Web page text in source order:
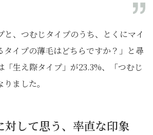
と、つむじタイプのうち、とくにマイ
タイプの薄毛はどちらですか？」と尋
「生え際タイプ」が23.3%、「つむじ
ました。
対して思う、率直な印象